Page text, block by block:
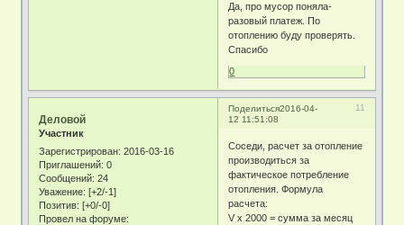
Да, про мусор поняла-
разовый платеж. По
отоплению буду проверять.
Спасибо
0
Поделиться 11
2016-04-
12 11:51:08
Деловой
Участник
Зарегистрирован: 2016-03-16
Приглашений: 0
Сообщений: 24
Уважение: [+2/-1]
Позитив: [+0/-0]
Провел на форуме:
Соседи, расчет за отопление
производиться за
фактическое потребление
отопления. Формула
расчета:
V х 2000 = сумма за месяц